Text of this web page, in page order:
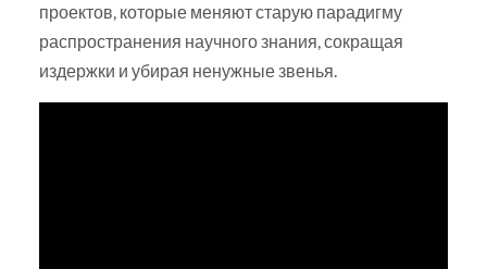
проектов, которые меняют старую парадигму
распространения научного знания, сокращая
издержки и убирая ненужные звенья.